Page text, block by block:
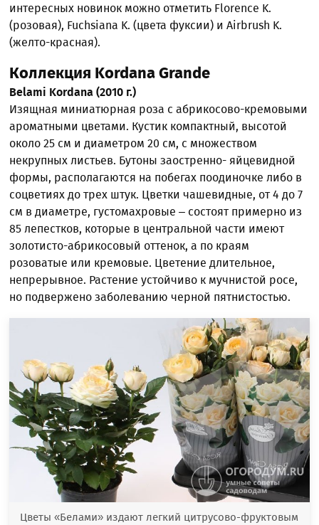
интересных новинок можно отметить Florence K.
(розовая), Fuchsiana K. (цвета фуксии) и Airbrush K.
(желто-красная).
Коллекция Kordana Grande
Belami Kordana (2010 г.)
Изящная миниатюрная роза с абрикосово-кремовыми
ароматными цветами. Кустик компактный, высотой
около 25 см и диаметром 20 см, с множеством
некрупных листьев. Бутоны заостренно- яйцевидной
формы, располагаются на побегах поодиночке либо в
соцветиях до трех штук. Цветки чашевидные, от 4 до 7
см в диаметре, густомахровые – состоят примерно из
85 лепестков, которые в центральной части имеют
золотисто-абрикосовый оттенок, а по краям
розоватые или кремовые. Цветение длительное,
непрерывное. Растение устойчиво к мучнистой росе,
но подвержено заболеванию черной пятнистостью.
Цветы «Белами» издают легкий цитрусово-фруктовым